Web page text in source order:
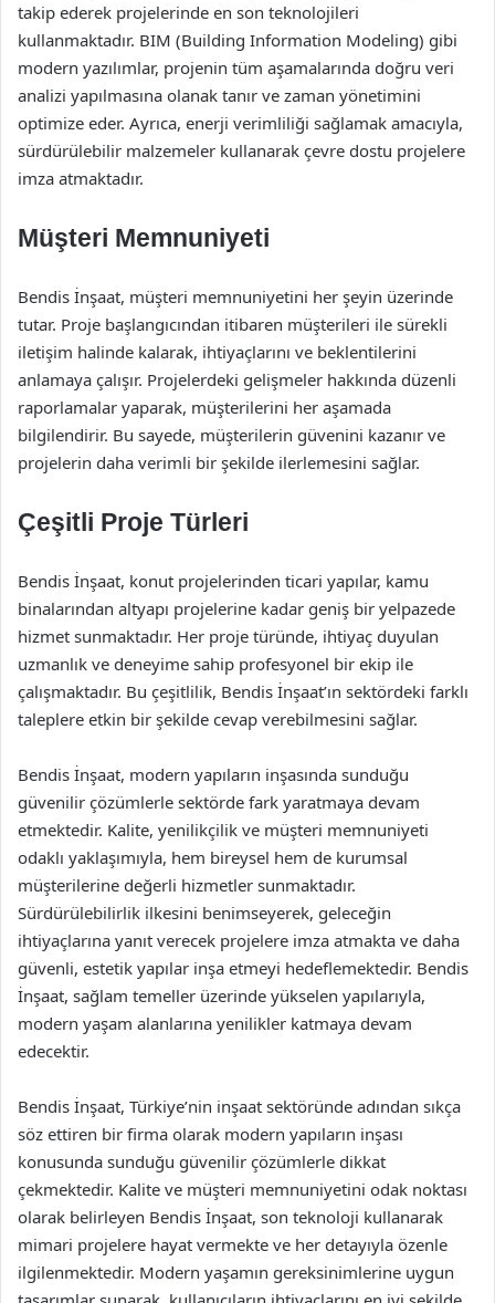
takip ederek projelerinde en son teknolojileri
kullanmaktadır. BIM (Building Information Modeling) gibi
modern yazılımlar, projenin tüm aşamalarında doğru veri
analizi yapılmasına olanak tanır ve zaman yönetimini
optimize eder. Ayrıca, enerji verimliliği sağlamak amacıyla,
sürdürülebilir malzemeler kullanarak çevre dostu projelere
imza atmaktadır.
Müşteri Memnuniyeti
Bendis İnşaat, müşteri memnuniyetini her şeyin üzerinde
tutar. Proje başlangıcından itibaren müşterileri ile sürekli
iletişim halinde kalarak, ihtiyaçlarını ve beklentilerini
anlamaya çalışır. Projelerdeki gelişmeler hakkında düzenli
raporlamalar yaparak, müşterilerini her aşamada
bilgilendirir. Bu sayede, müşterilerin güvenini kazanır ve
projelerin daha verimli bir şekilde ilerlemesini sağlar.
Çeşitli Proje Türleri
Bendis İnşaat, konut projelerinden ticari yapılar, kamu
binalarından altyapı projelerine kadar geniş bir yelpazede
hizmet sunmaktadır. Her proje türünde, ihtiyaç duyulan
uzmanlık ve deneyime sahip profesyonel bir ekip ile
çalışmaktadır. Bu çeşitlilik, Bendis İnşaat’ın sektördeki farklı
taleplere etkin bir şekilde cevap verebilmesini sağlar.
Bendis İnşaat, modern yapıların inşasında sunduğu
güvenilir çözümlerle sektörde fark yaratmaya devam
etmektedir. Kalite, yenilikçilik ve müşteri memnuniyeti
odaklı yaklaşımıyla, hem bireysel hem de kurumsal
müşterilerine değerli hizmetler sunmaktadır.
Sürdürülebilirlik ilkesini benimseyerek, geleceğin
ihtiyaçlarına yanıt verecek projelere imza atmakta ve daha
güvenli, estetik yapılar inşa etmeyi hedeflemektedir. Bendis
İnşaat, sağlam temeller üzerinde yükselen yapılarıyla,
modern yaşam alanlarına yenilikler katmaya devam
edecektir.
Bendis İnşaat, Türkiye’nin inşaat sektöründe adından sıkça
söz ettiren bir firma olarak modern yapıların inşası
konusunda sunduğu güvenilir çözümlerle dikkat
çekmektedir. Kalite ve müşteri memnuniyetini odak noktası
olarak belirleyen Bendis İnşaat, son teknoloji kullanarak
mimari projelere hayat vermekte ve her detayıyla özenle
ilgilenmektedir. Modern yaşamın gereksinimlerine uygun